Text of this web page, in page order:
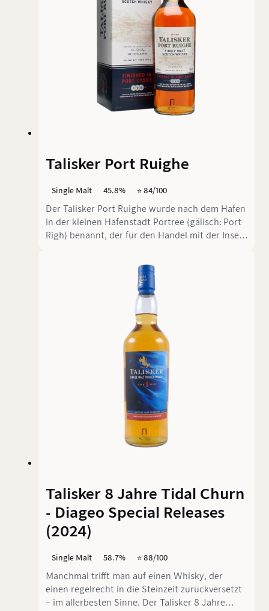
Talisker Port Ruighe
Single Malt 45.8% ⭐️ 84/100
Der Talisker Port Ruighe wurde nach dem Hafen
in der kleinen Hafenstadt Portree (gälisch: Port
Righ) benannt, der für den Handel mit der Insel
reifen, die seit dem 19. Jahrhundert aus
Portugal über den "Hafen des Königs"
importiert wurden. Auch Portwein wurde über
diesen Hafen gehandelt. Der Talisker Port
Ruighe soll ein Stück Vergangenheit
Talisker 8 Jahre Tidal Churn
- Diageo Special Releases
(2024)
Single Malt 58.7% ⭐️ 88/100
Manchmal trifft man auf einen Whisky, der
einen regelrecht in die Steinzeit zurückversetzt
– im allerbesten Sinne. Der Talisker 8 Jahre